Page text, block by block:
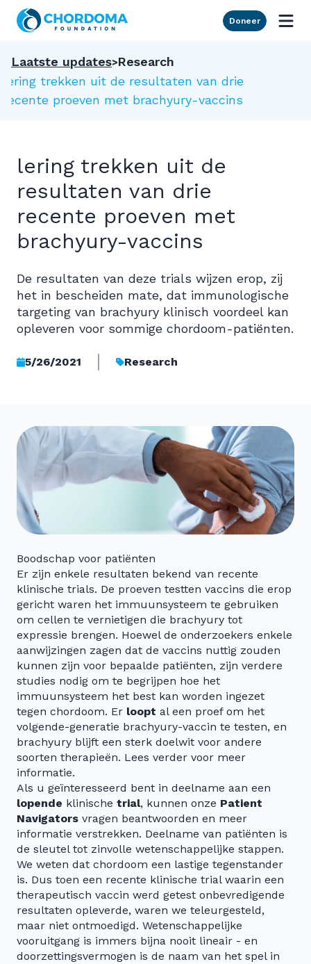
Skip to Main Content
Doneer
Laatste updates Research
lering trekken uit de resultaten van drie
recente proeven met brachyury-vaccins
lering trekken uit de
resultaten van drie
recente proeven met
brachyury-vaccins
De resultaten van deze trials wijzen erop, zij
het in bescheiden mate, dat immunologische
targeting van brachyury klinisch voordeel kan
opleveren voor sommige chordoom-patiënten.
5/26/2021 Research
Boodschap voor patiënten
Er zijn enkele resultaten bekend van recente
klinische trials. De proeven testten vaccins die erop
gericht waren het immuunsysteem te gebruiken
om cellen te vernietigen die brachyury tot
expressie brengen. Hoewel de onderzoekers enkele
aanwijzingen zagen dat de vaccins nuttig zouden
kunnen zijn voor bepaalde patiënten, zijn verdere
studies nodig om te begrijpen hoe het
immuunsysteem het best kan worden ingezet
tegen chordoom. Er loopt al een proef om het
volgende-generatie brachyury-vaccin te testen, en
brachyury blijft een sterk doelwit voor andere
soorten therapieën. Lees verder voor meer
informatie.
Als u geïnteresseerd bent in deelname aan een
lopende klinische trial, kunnen onze Patient
Navigators vragen beantwoorden en meer
informatie verstrekken. Deelname van patiënten is
de sleutel tot zinvolle wetenschappelijke stappen.
We weten dat chordoom een lastige tegenstander
is. Dus toen een recente klinische trial waarin een
therapeutisch vaccin werd getest onbevredigende
resultaten opleverde, waren we teleurgesteld,
maar niet ontmoedigd. Wetenschappelijke
vooruitgang is immers bijna nooit lineair - en
doorzettingsvermogen is de naam van het spel in